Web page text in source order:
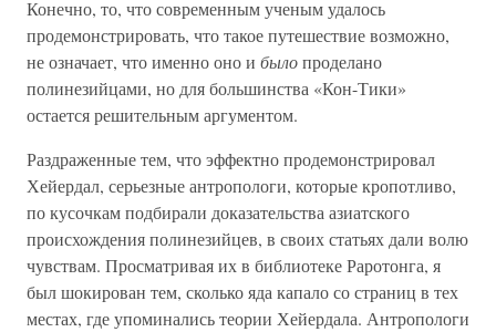
Конечно, то, что современным ученым удалось
продемонстрировать, что такое путешествие возможно,
не означает, что именно оно и былопроделано
полинезийцами, но для большинства «Кон-Тики»
остается решительным аргументом.
Раздраженные тем, что эффектно продемонстрировал
Хейердал, серьезные антропологи, которые кропотливо,
по кусочкам подбирали доказательства азиатского
происхождения полинезийцев, в своих статьях дали волю
чувствам. Просматривая их в библиотеке Раротонга, я
был шокирован тем, сколько яда капало со страниц в тех
местах, где упоминались теории Хейердала. Антропологи